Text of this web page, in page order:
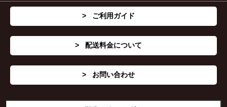
ご利用ガイド
配送料金について
お問い合わせ